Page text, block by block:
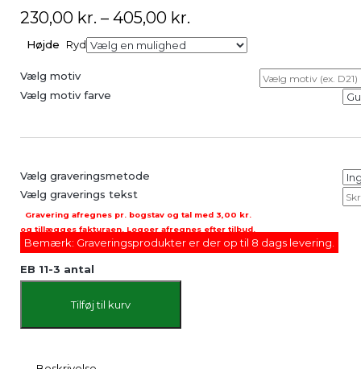
230,00 kr. – 405,00 kr.
Højde Ryd
Vælg motiv
Vælg motiv farve
Vælg graveringsmetode
Vælg graverings tekst
Gravering afregnes pr. bogstav og tal med 3,00 kr.
og tillægges fakturaen. Logoer afregnes efter tilbud.
Bemærk: Graveringsprodukter er der op til 8 dags levering.
EB 11-3 antal
Tilføj til kurv